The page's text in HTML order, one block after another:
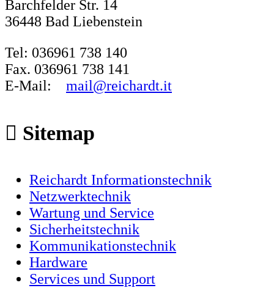
Barchfelder Str. 14
36448 Bad Liebenstein
Tel: 036961 738 140
Fax. 036961 738 141
E-Mail:
mail@reichardt.it
Sitemap
Reichardt Informationstechnik
Netzwerktechnik
Wartung und Service
Sicherheitstechnik
Kommunikationstechnik
Hardware
Services und Support